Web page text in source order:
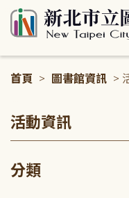
首頁 > 圖書館資訊 >
活動資訊
分類